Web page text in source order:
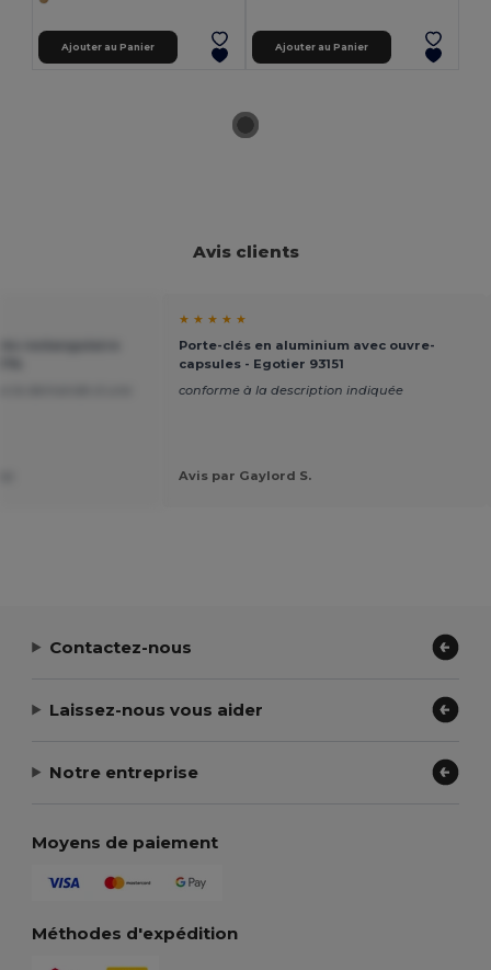
Ajouter au Panier Ajouter au Panier
Avis clients
★ ★ ★ ★ ★
Porte-clés en aluminium avec ouvre-
capsules - Egotier 93151
conforme à la description indiquée
Avis par Gaylord S.
Contactez-nous
Laissez-nous vous aider
Notre entreprise
Moyens de paiement
Méthodes d'expédition